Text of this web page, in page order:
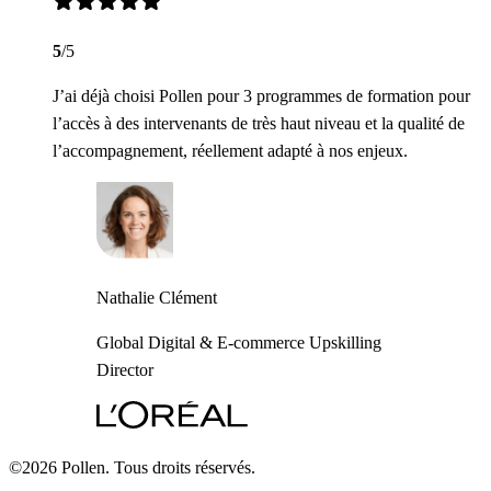
5/5
J’ai déjà choisi Pollen pour 3 programmes de formation pour
l’accès à des intervenants de très haut niveau et la qualité de
l’accompagnement, réellement adapté à nos enjeux.
Nathalie Clément
Global Digital & E-commerce Upskilling
Director
©2026 Pollen. Tous droits réservés.